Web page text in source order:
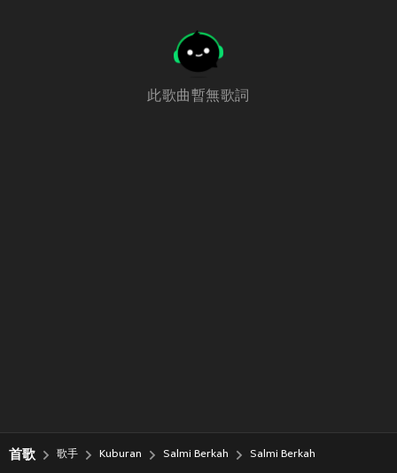
此歌曲暫無歌詞
首歌 歌手 Kuburan Salmi Berkah Salmi Berkah